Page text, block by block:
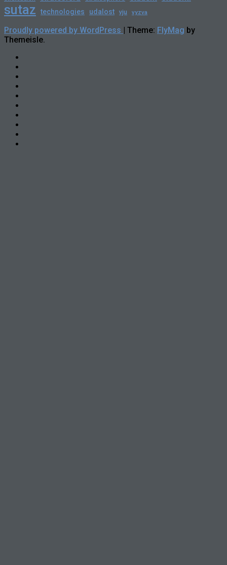
sutaz technologies udalost vju vyzva
Proudly powered by WordPress | Theme: FlyMag by
Themeisle.